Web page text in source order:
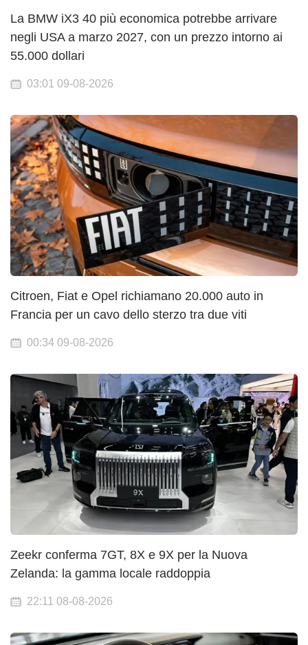
La BMW iX3 40 più economica potrebbe arrivare
negli USA a marzo 2027, con un prezzo intorno ai
55.000 dollari
03:01 09-08-2026
Citroen, Fiat e Opel richiamano 20.000 auto in
Francia per un cavo dello sterzo tra due viti
00:34 09-08-2026
Zeekr conferma 7GT, 8X e 9X per la Nuova
Zelanda: la gamma locale raddoppia
22:11 08-08-2026